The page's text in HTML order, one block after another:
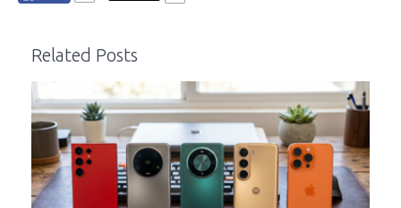
Related Posts